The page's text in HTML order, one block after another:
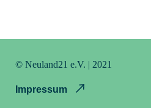
© Neuland21 e.V. | 2021
Impressum